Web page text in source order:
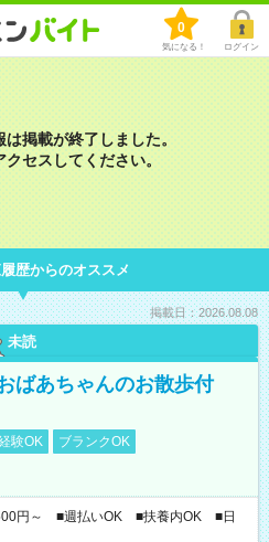
0
気になる！ ログイン
掲載が終了しました。
クセスしてください。
歴からのオススメ
掲載日：2026.08.08
未読
ばあちゃんのお散歩付
験OK
ブランクOK
円～ ■週払いOK ■扶養内OK ■日